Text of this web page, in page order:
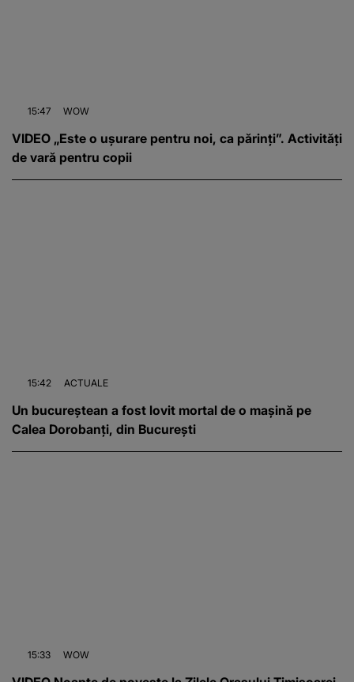
15:47 WOW
VIDEO „Este o ușurare pentru noi, ca părinți”. Activități
de vară pentru copii
15:42 ACTUALE
Un bucureștean a fost lovit mortal de o mașină pe
Calea Dorobanți, din București
15:33 WOW